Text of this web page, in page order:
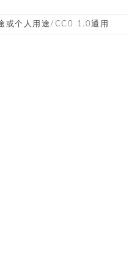
或个人用途/CC0 1.0通用